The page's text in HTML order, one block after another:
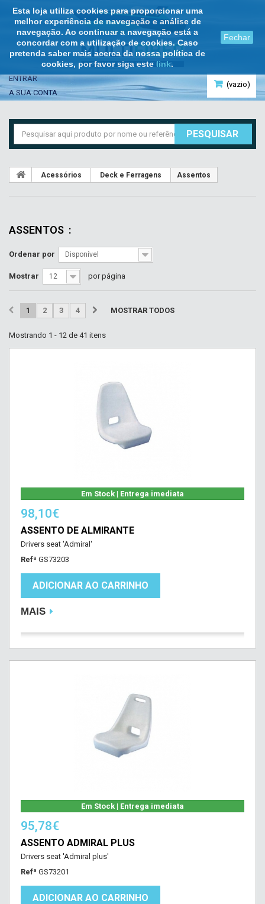
Esta loja utiliza cookies para proporcionar uma
melhor experiência de navegação e análise de
navegação. Ao continuar a navegação está a
concordar com a utilização de cookies. Caso
pretenda saber mais acerca da nossa política de
cookies, por favor siga este link.
Fechar
(vazio)
ENTRAR
A SUA CONTA
PESQUISAR
Acessórios Deck e Ferragens Assentos
ASSENTOS :
Ordenar por Disponível
Mostrar 12 por página
MOSTRAR TODOS
1 2 3 4
Mostrando 1 - 12 de 41 itens
Em Stock | Entrega imediata
98,10€
ASSENTO DE ALMIRANTE
Drivers seat 'Admiral'
Refª GS73203
ADICIONAR AO CARRINHO
MAIS
Em Stock | Entrega imediata
95,78€
ASSENTO ADMIRAL PLUS
Drivers seat 'Admiral plus'
Refª GS73201
ADICIONAR AO CARRINHO